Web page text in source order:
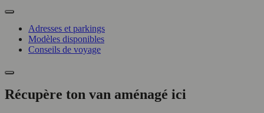
Adresses et parkings
Modèles disponibles
Conseils de voyage
Récupère ton van aménagé ici